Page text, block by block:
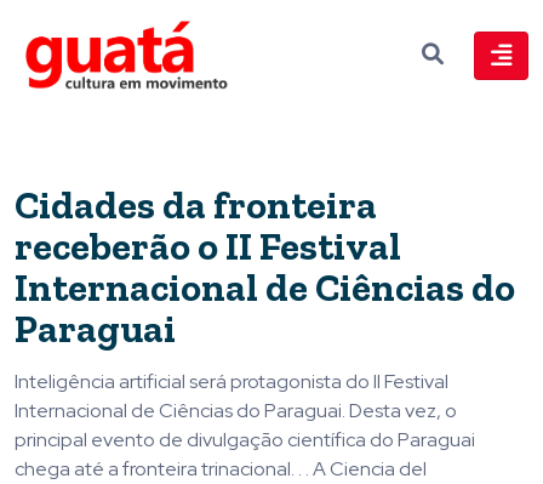
Cidades da fronteira
receberão o II Festival
Internacional de Ciências do
Paraguai
Inteligência artificial será protagonista do II Festival
Internacional de Ciências do Paraguai. Desta vez, o
principal evento de divulgação científica do Paraguai
chega até a fronteira trinacional. . . A Ciencia del